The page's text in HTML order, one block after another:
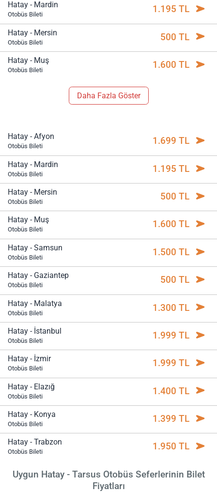
Hatay - Mardin
Otobüs Bileti 1.195 TL
Hatay - Mersin
Otobüs Bileti 500 TL
Hatay - Muş
Otobüs Bileti 1.600 TL
Daha Fazla Göster
Hatay - Afyon
Otobüs Bileti 1.699 TL
Hatay - Mardin
Otobüs Bileti 1.195 TL
Hatay - Mersin
Otobüs Bileti 500 TL
Hatay - Muş
Otobüs Bileti 1.600 TL
Hatay - Samsun
Otobüs Bileti 1.500 TL
Hatay - Gaziantep
Otobüs Bileti 500 TL
Hatay - Malatya
Otobüs Bileti 1.300 TL
Hatay - İstanbul
Otobüs Bileti 1.999 TL
Hatay - İzmir
Otobüs Bileti 1.999 TL
Hatay - Elazığ
Otobüs Bileti 1.400 TL
Hatay - Konya
Otobüs Bileti 1.399 TL
Hatay - Trabzon
Otobüs Bileti 1.950 TL
Uygun Hatay - Tarsus Otobüs Seferlerinin Bilet
Fiyatları